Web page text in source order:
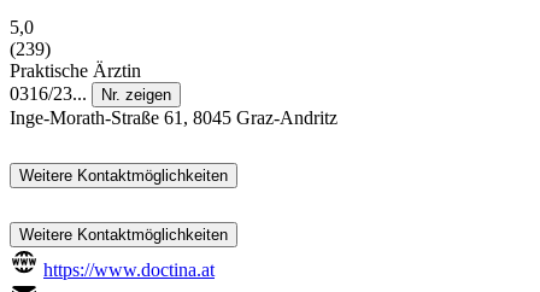
5,0
(239)
Praktische Ärztin
0316/23...
Nr. zeigen
Inge-Morath-Straße 61, 8045 Graz-Andritz
Weitere Kontaktmöglichkeiten
Weitere Kontaktmöglichkeiten
https://www.doctina.at